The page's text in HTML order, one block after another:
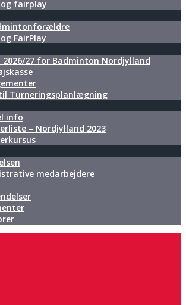
og fairplay
FairPlay
2026/27 for Badminton Nordjylland
Turneringsplanlægning
info
– Nordjylland 2023
medarbejdere